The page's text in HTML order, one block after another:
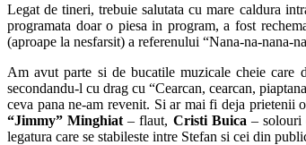
Legat de tineri, trebuie salutata cu mare caldura
programata doar o piesa in program, a fost
(aproape la nesfarsit) a referenului “Nana-na-nana-
Am avut parte si de bucatile muzicale cheie
secondandu-l cu drag cu “Cearcan, cearcan,
ceva pana ne-am revenit. Si ar mai fi deja prietenii
“Jimmy” Minghiat – flaut, Cristi Buica – solouri
legatura care se stabileste intre Stefan si cei din